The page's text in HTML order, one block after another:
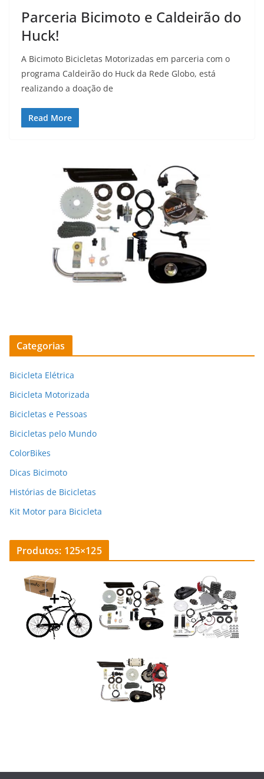
Parceria Bicimoto e Caldeirão do
Huck!
A Bicimoto Bicicletas Motorizadas em parceria com o
programa Caldeirão do Huck da Rede Globo, está
realizando a doação de
Read More
Categorias
Bicicleta Elétrica
Bicicleta Motorizada
Bicicletas e Pessoas
Bicicletas pelo Mundo
ColorBikes
Dicas Bicimoto
Histórias de Bicicletas
Kit Motor para Bicicleta
Produtos: 125×125